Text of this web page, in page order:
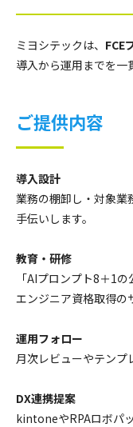
ミヨシテックは、 FCE
導入から運用までを一
ご提供内容
導入設計
業務の棚卸し・対象業
手伝いします。
教育・研修
「AIプロンプト8＋1
エンジニア資格取得の
運用フォロー
月次レビューやテンプ
DX連携提案
kintoneやRPAロボパ